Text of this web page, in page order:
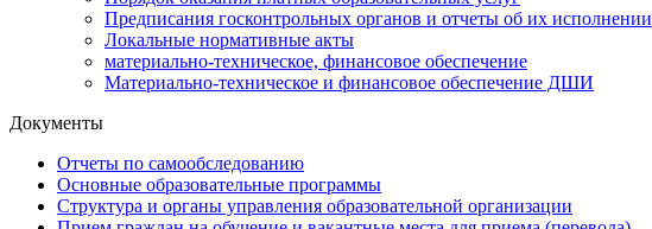
Предписания госконтрольных органов и отчеты об их исполнении
Локальные нормативные акты
материально-техническое, финансовое обеспечение
Материально-техническое и финансовое обеспечение ДШИ
Документы
Отчеты по самообследованию
Основные образовательные программы
Структура и органы управления образовательной организации